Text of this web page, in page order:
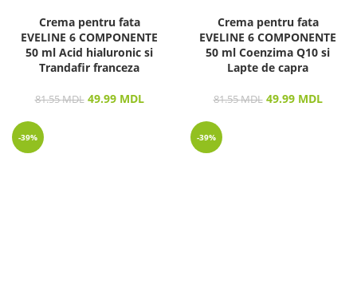
Crema pentru fata
EVELINE 6 COMPONENTE
50 ml Acid hialuronic si
Trandafir franceza
81.55MDL 49.99 MDL
Crema pentru fata
EVELINE 6 COMPONENTE
50 ml Coenzima Q10 si
Lapte de capra
81.55MDL 49.99 MDL
-39% -39%